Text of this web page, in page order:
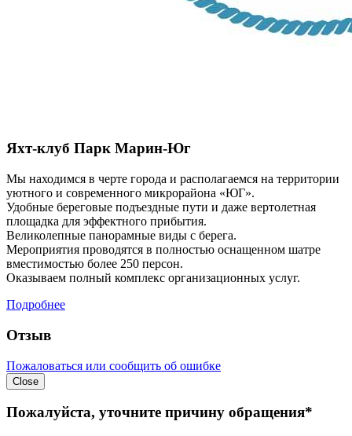
Яхт-клуб Парк Марин-Юг
Мы находимся в черте города и располагаемся на территории
уютного и современного микрорайона «ЮГ».
Удобные береговые подъездные пути и даже вертолетная
площадка для эффектного прибытия.
Великолепные панорамные виды с берега.
Мероприятия проводятся в полностью оснащенном шатре
вместимостью более 250 персон.
Оказываем полный комплекс организационных услуг.
Подробнее
Отзыв
Пожаловаться или сообщить об ошибке
Close
Пожалуйста, уточните причину обращения*